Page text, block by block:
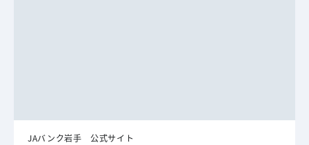
JAバンク岩手 公式サイト